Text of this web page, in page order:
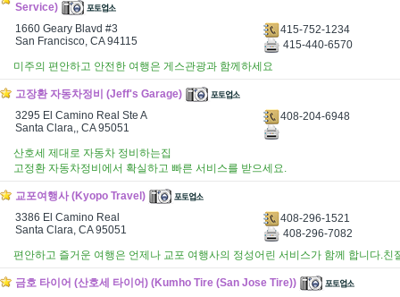
Service)
1660 Geary Blavd #3
San Francisco, CA 94115
415-752-1234
415-440-6570
미주의 편안하고 안전한 여행은 게스관광과 함께하세요
고장환 자동차정비 (Jeff's Garage)
3295 El Camino Real Ste A
Santa Clara,, CA 95051
408-204-6948
산호세 제대로 자동차 정비하는집
고정환 자동차정비에서 확실하고 빠른 서비스를 받으세요.
교포여행사 (Kyopo Travel)
3386 El Camino Real
Santa Clara, CA 95051
408-296-1521
408-296-7082
편안하고 즐거운 여행은 언제나 교포 여행사의 정성어린 서비스가 함께 합니다.친
금호 타이어 (산호세 타이어) (Kumho Tire (San Jose Tire))